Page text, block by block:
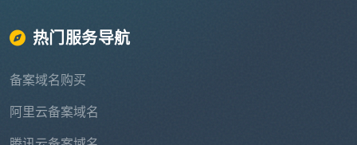
热门服务导航
备案域名购买
阿里云备案域名